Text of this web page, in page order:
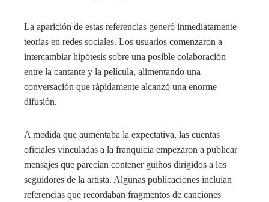
La aparición de estas referencias generó inmediatamente
teorías en redes sociales. Los usuarios comenzaron a
intercambiar hipótesis sobre una posible colaboración
entre la cantante y la película, alimentando una
conversación que rápidamente alcanzó una enorme
difusión.
A medida que aumentaba la expectativa, las cuentas
oficiales vinculadas a la franquicia empezaron a publicar
mensajes que parecían contener guiños dirigidos a los
seguidores de la artista. Algunas publicaciones incluían
referencias que recordaban fragmentos de canciones